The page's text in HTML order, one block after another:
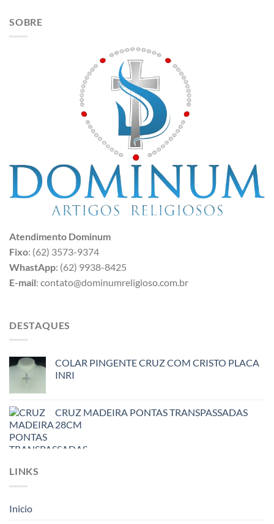
SOBRE
Atendimento Dominum
Fixo: (62) 3573-9374
WhastApp: (62) 9938-8425
E-mail: contato@dominumreligioso.com.br
DESTAQUES
COLAR PINGENTE CRUZ COM CRISTO PLACA
INRI
CRUZ MADEIRA PONTAS TRANSPASSADAS
28CM
LINKS
Inicio